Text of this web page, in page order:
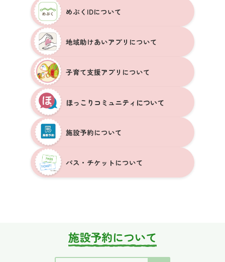
めぶくIDについて
地域助けあいアプリについて
子育て支援アプリについて
ほっこりコミュニティについて
施設予約について
パス・チケットについて
施設予約について